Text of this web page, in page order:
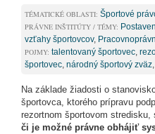
TÉMATICKÉ OBLASTI: Športové
PRÁVNE INŠTITÚTY / TÉMY:
vzťahy športovcov,
POJMY: talentovaný športovec,
športovec, národný športový zväz,
Na základe žiadosti o
športovca, ktorého prípravu
rezortnom športovom
či je možné právne obhájiť